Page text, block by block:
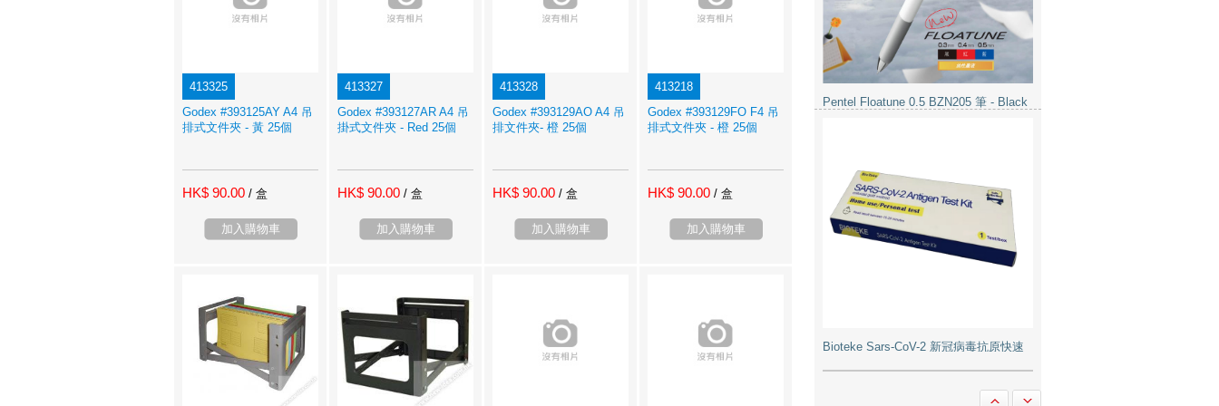
413325
Godex #393125AY A4 吊
排式文件夾 - 黃 25個
HK$ 90.00 / 盒
加入購物車
413327
Godex #393127AR A4 吊
掛式文件夾 - Red 25個
HK$ 90.00 / 盒
加入購物車
413328
Godex #393129AO A4 吊
排文件夾- 橙 25個
HK$ 90.00 / 盒
加入購物車
413218
Godex #393129FO F4 吊
排式文件夾 - 橙 25個
HK$ 90.00 / 盒
加入購物車
Bioteke Sars-CoV-2 新冠病毒抗原快速
YHLO 新冠病毒抗原快速檢測試劑盒